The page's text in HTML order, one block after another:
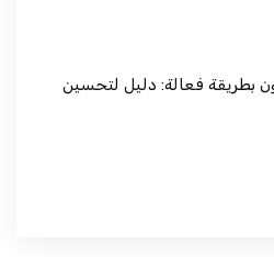
بطريقة فعالة: دليل لتحسين